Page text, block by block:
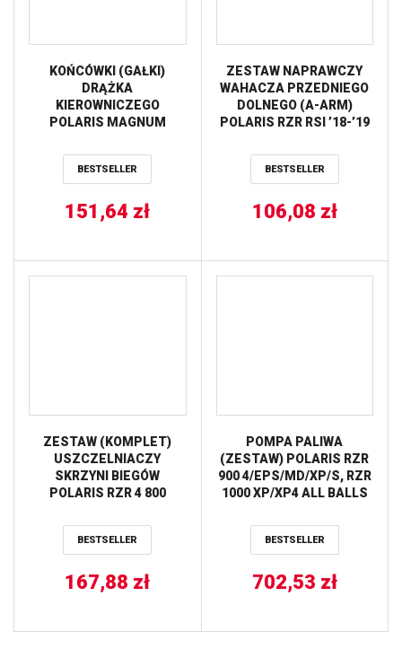
KOŃCÓWKI (GAŁKI)
DRĄŻKA
KIEROWNICZEGO
POLARIS MAGNUM
SPORTSMAN
400/500/600/700/800 (51-
BESTSELLER
151,64 zł
ZESTAW NAPRAWCZY
WAHACZA PRZEDNIEGO
DOLNEGO (A-ARM)
POLARIS RZR RSI ’18-’19
BESTSELLER
106,08 zł
ZESTAW (KOMPLET)
USZCZELNIACZY
SKRZYNI BIEGÓW
POLARIS RZR 4 800
RZR S 800 ’09-’14 ALL
BALLS
BESTSELLER
167,88 zł
POMPA PALIWA
(ZESTAW) POLARIS RZR
900 4/EPS/MD/XP/S, RZR
1000 XP/XP4 ALL BALLS
BESTSELLER
702,53 zł